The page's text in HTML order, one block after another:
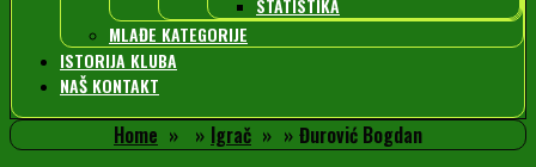
STATISTIKA
MLAĐE KATEGORIJE
ISTORIJA KLUBA
NAŠ KONTAKT
Home Igrač
Đurović Bogdan